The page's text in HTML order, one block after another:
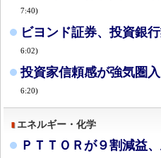
7:40)
ビヨンド証券、投資銀
6:02)
投資家信頼感が強気圏
6:20)
エネルギー・化学
ＰＴＴＯＲが９割減益